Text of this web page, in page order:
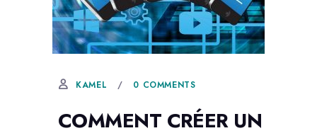
21 JANVIER, 2019
KAMEL 0 COMMENTS
COMMENT CRÉER UN